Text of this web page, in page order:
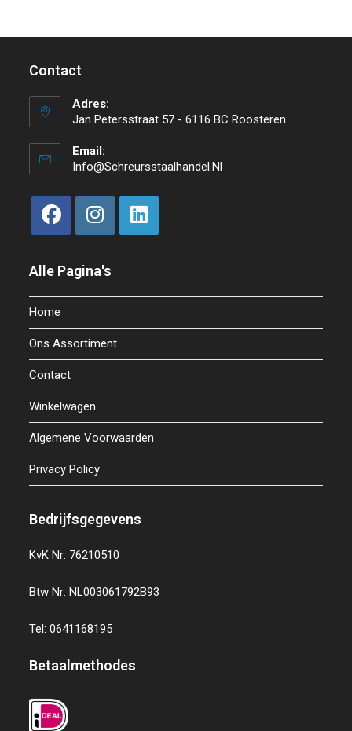
Contact
Adres:
Jan Petersstraat 57 - 6116 BC Roosteren
Email:
Info@schreursstaalhandel.nl
Alle Pagina's
Home
Ons Assortiment
Contact
Winkelwagen
Algemene Voorwaarden
Privacy Policy
Bedrijfsgegevens
KvK Nr: 76210510
Btw Nr: NL003061792B93
Tel: 0641168195
Betaalmethodes